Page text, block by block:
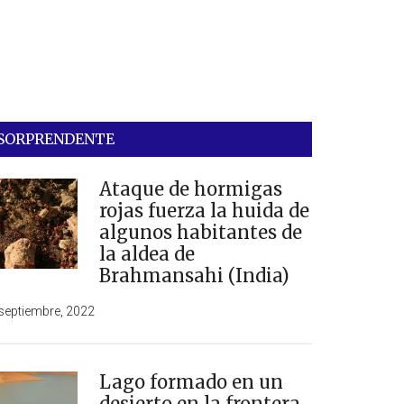
Ataque de hormigas
rojas fuerza la huida de
algunos habitantes de
la aldea de
Brahmansahi (India)
2022
Lago formado en un